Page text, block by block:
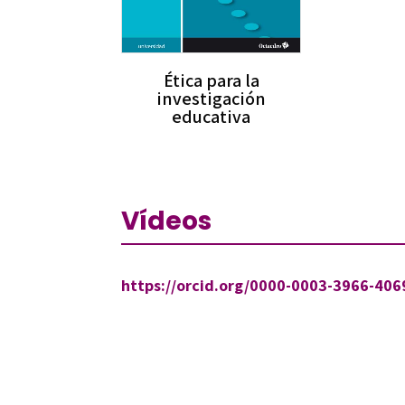
Ética para la
investigación
educativa
Vídeos
https://orcid.org/0000-0003-3966-